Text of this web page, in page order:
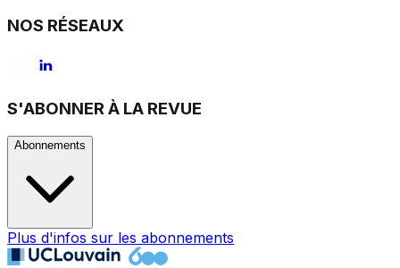
NOS RÉSEAUX
S'ABONNER À LA REVUE
Abonnements
Plus d'infos sur les abonnements